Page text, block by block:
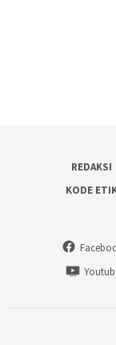
REDAKSI
KODE